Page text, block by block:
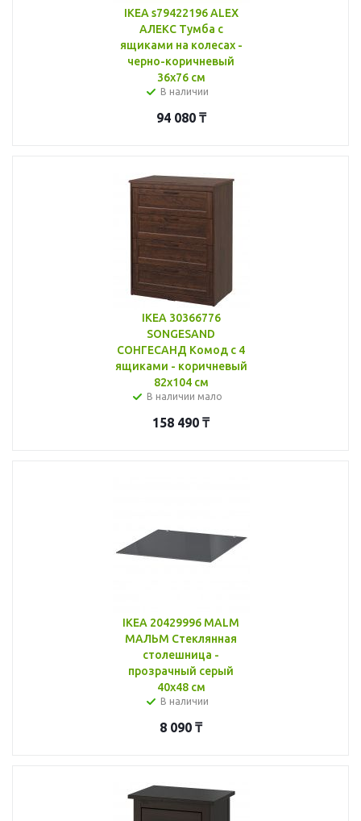
IKEA s79422196 ALEX
АЛЕКС Тумба с
ящиками на колесах -
черно-коричневый
36x76 см
В наличии
94 080₸
IKEA 30366776
SONGESAND
СОНГЕСАНД Комод с 4
ящиками - коричневый
82x104 см
В наличии мало
158 490 ₸
IKEA 20429996 MALM
МАЛЬМ Стеклянная
столешница -
прозрачный серый
40x48 см
В наличии
8 090 ₸